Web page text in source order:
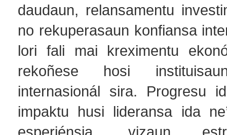
daudaun, relansamentu
no rekuperasaun konfiansa
lori fali mai kreximentu
rekoñese hosi
internasionál sira. Progresu
impaktu husi lideransa ida